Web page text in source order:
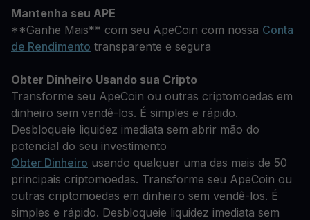
Mantenha seu APE
**Ganhe Mais** com seu ApeCoin com nossa Conta
de Rendimento transparente e segura
Obter Dinheiro Usando sua Cripto
Transforme seu ApeCoin ou outras criptomoedas em
dinheiro sem vendê-los. É simples e rápido.
Desbloqueie liquidez imediata sem abrir mão do
potencial do seu investimento
Obter Dinheiro usando qualquer uma das mais de 50
principais criptomoedas. Transforme seu ApeCoin ou
outras criptomoedas em dinheiro sem vendê-los. É
simples e rápido. Desbloqueie liquidez imediata sem